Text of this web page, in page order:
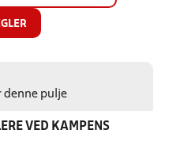
denne pulje
VED KAMPENS